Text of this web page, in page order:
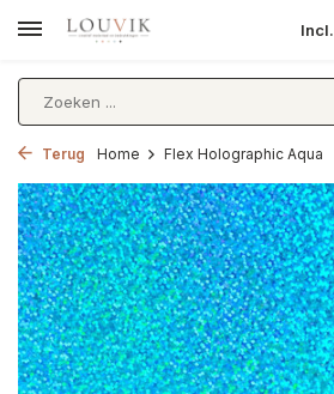
Incl.
Terug Home Flex Holographic Aqua